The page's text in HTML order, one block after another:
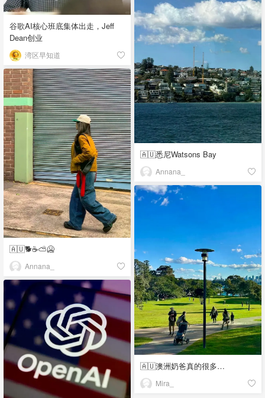
谷歌AI核心班底集体出走，Jeff
Dean创业
湾区早知道
🇦🇺悉尼Watsons Bay
Annana_
🇦🇺🐕☕️⛅️🥶
Annana_
🇦🇺澳洲奶爸真的很多…
Mira_